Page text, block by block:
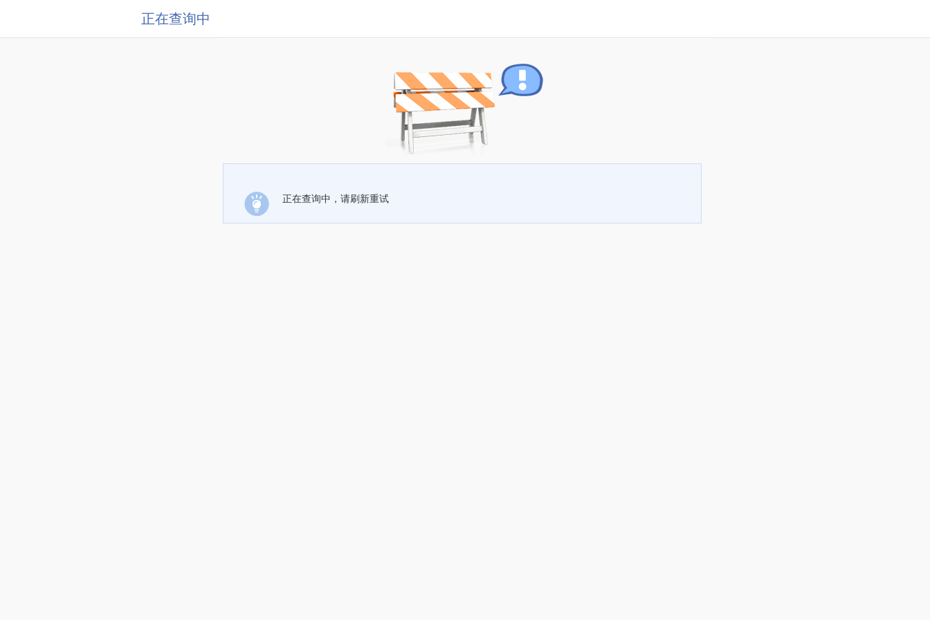
正在查询中
正在查询中，请刷新重试